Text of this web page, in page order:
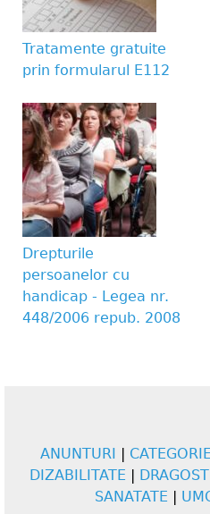
Tratamente gratuite
prin formularul E112
Drepturile
persoanelor cu
handicap - Legea nr.
448/2006 repub. 2008
ANUNTURI |
DIZABILITATE |
SANATATE |